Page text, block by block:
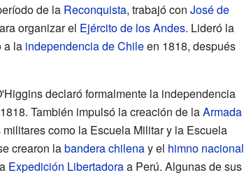
de la Reconquista, trabajó con José de
organizar el Ejército de los Andes. Lideró la
a la independencia de Chileen 1818, después
declaró formalmente la independencia
También impulsó la creación de laArmada
como la Escuela Militar y la Escuela
crearon labandera chilenay el himno nacional
Expedición Libertadoraa Perú. Algunas de sus